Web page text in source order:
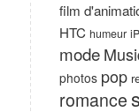
film
HTC humeur
mode
photos pop
romance